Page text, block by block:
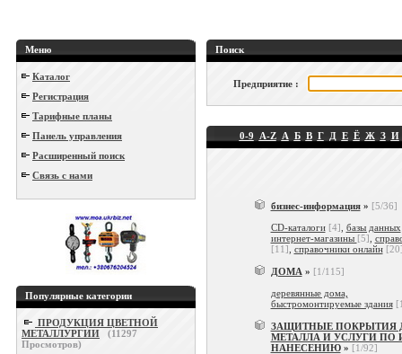
Меню
Каталог
Регистрация
Тарифные планы
Панель управления
Расширенный поиск
Связь с нами
Популярные категории
ПРОДУКЦИЯ ЦВЕТНОЙ
МЕТАЛЛУРГИИ
(11297
Просмотров)
Поиск
Предприятие :
0-9 A-Z А Б В Г Д Е Ё Ж З И
бизнес-информация» [5/36]
CD-каталоги [4] базы данных
интернет-магазины [5]
[11] справочники онлайн
ДОМА » [1/115]
деревянные дома,
быстромонтируемые здания
ЗАЩИТНЫЕ ПОКРЫТИЯ
МЕТАЛЛА И УСЛУГИ ПО
НАНЕСЕНИЮ» [1/92]